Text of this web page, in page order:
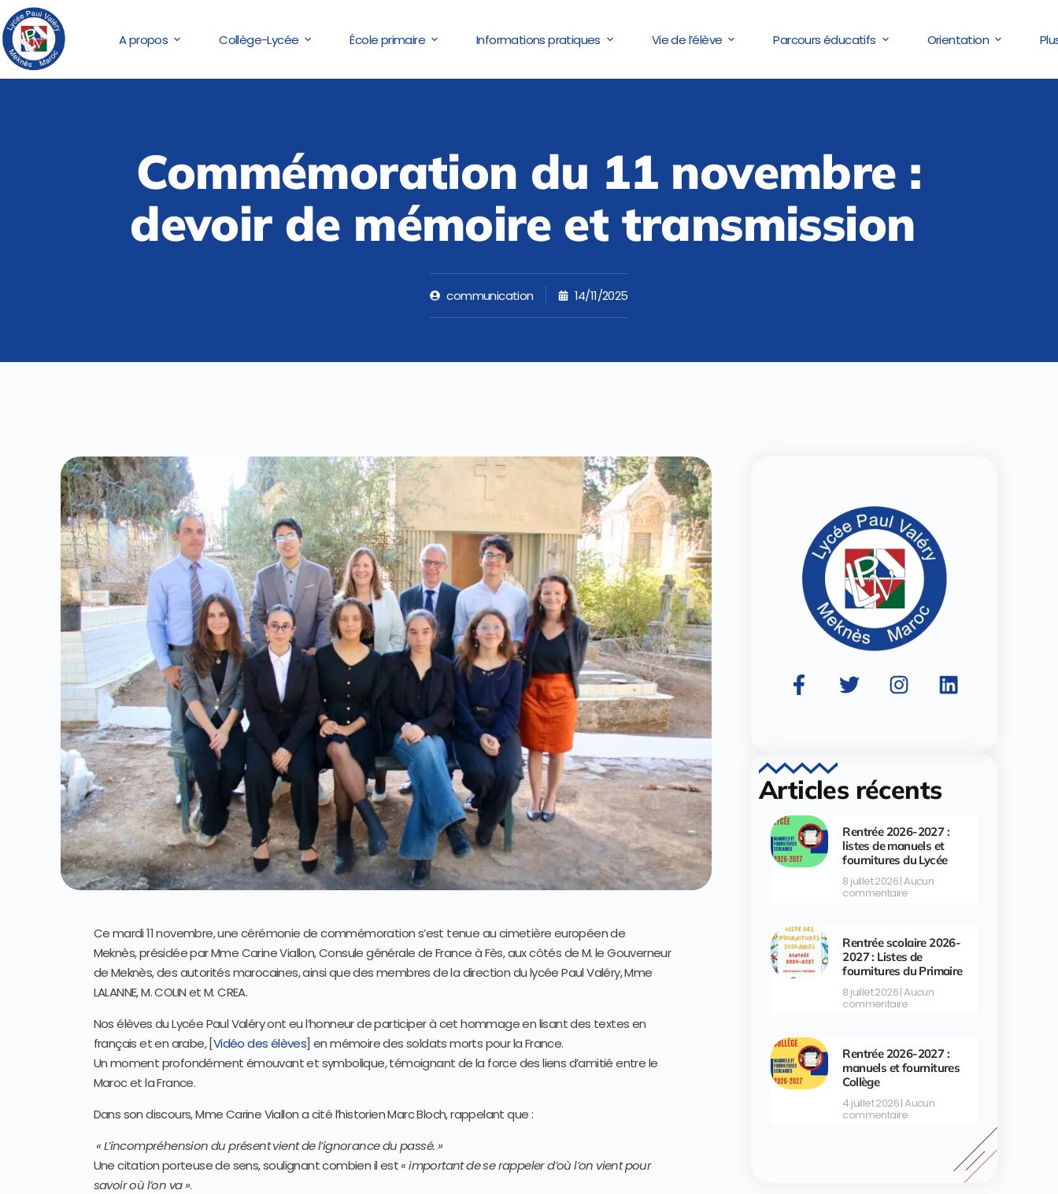
A propos Collège-Lycée École primaire Informations pratiques Vie de l’élève Parcours éducatifs Orientation
Commémoration du 11 novembre :
devoir de mémoire et transmission
communication 14/11/2025
Ce mardi 11 novembre, une cérémonie de commémoration s’est tenue au cimetière européen de
Meknès, présidée par Mme Carine Viallon, Consule générale de France à Fès, aux côtés de M. le Gouverneur
de Meknès, des autorités marocaines, ainsi que des membres de la direction du lycée Paul Valéry, Mme
LALANNE, M. COLIN et M. CREA.
Nos élèves du Lycée Paul Valéry ont eu l’honneur de participer à cet hommage en lisant des textes en
français et en arabe, [Vidéo des élèves] en mémoire des soldats morts pour la France.
Un moment profondément émouvant et symbolique, témoignant de la force des liens d’amitié entre le
Maroc et la France.
Dans son discours, Mme Carine Viallon a cité l’historien Marc Bloch, rappelant que :
« L’incompréhension du présent vient de l’ignorance du passé. »
Une citation porteuse de sens, soulignant combien il est« important de se rappeler d’où l’on vient pour
savoir où l’on va ».
Articles récents
Rentrée 2026-2027 :
listes de manuels et
fournitures du Lycée
8 juillet 2026 Aucun
commentaire
Rentrée scolaire 2026-
2027 : Listes de
fournitures du Primaire
8 juillet 2026 Aucun
commentaire
Rentrée 2026-2027 :
manuels et fournitures
Collège
4 juillet 2026 Aucun
commentaire